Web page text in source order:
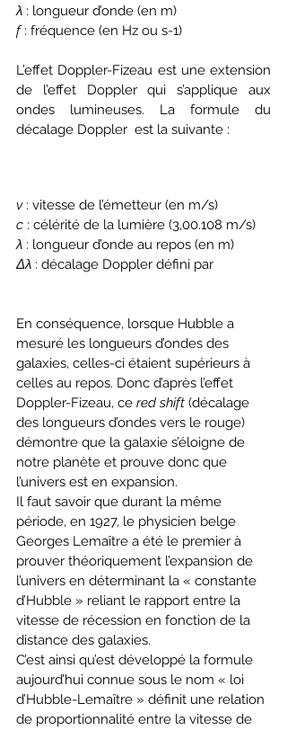
λ : longueur d’onde (en m)
f : fréquence (en Hz ou s-1)
L’effet Doppler-Fizeau est une extension
de l’effet Doppler qui s’applique aux
ondes lumineuses. La formule du
décalage Doppler  est la suivante :
v : vitesse de l’émetteur (en m/s)
c : célérité de la lumière (3,00.108 m/s)
λ : longueur d’onde au repos (en m)
Δλ : décalage Doppler défini par
En conséquence, lorsque Hubble a
mesuré les longueurs d’ondes des
galaxies, celles-ci étaient supérieurs à
celles au repos. Donc d’après l’effet
Doppler-Fizeau, ce red shift (décalage
des longueurs d’ondes vers le rouge)
démontre que la galaxie s’éloigne de
notre planète et prouve donc que
l’univers est en expansion.
Il faut savoir que durant la même
période, en 1927, le physicien belge
Georges Lemaître a été le premier à
prouver théoriquement l’expansion de
l’univers en déterminant la « constante
d’Hubble » reliant le rapport entre la
vitesse de récession en fonction de la
distance des galaxies.
C’est ainsi qu’est développé la formule
aujourd’hui connue sous le nom « loi
d’Hubble-Lemaître » définit une relation
de proportionnalité entre la vitesse de